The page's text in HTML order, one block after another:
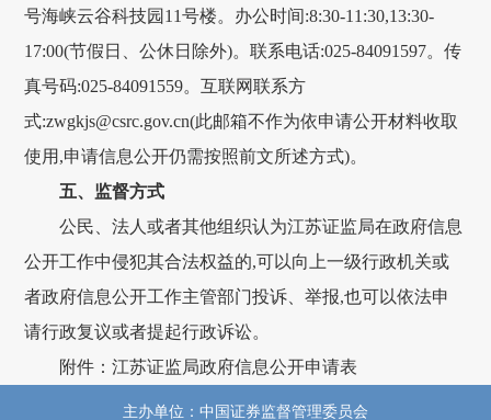
号海峡云谷科技园11号楼。办公时间:8:30-11:30,13:30-
17:00(节假日、公休日除外)。联系电话:025-84091597。传
真号码:025-84091559。互联网联系方
式:zwgkjs@csrc.gov.cn(此邮箱不作为依申请公开材料收取
使用,申请信息公开仍需按照前文所述方式)。
五、监督方式
公民、法人或者其他组织认为江苏证监局在政府信息
公开工作中侵犯其合法权益的,可以向上一级行政机关或
者政府信息公开工作主管部门投诉、举报,也可以依法申
请行政复议或者提起行政诉讼。
附件：江苏证监局政府信息公开申请表
主办单位：中国证券监督管理委员会